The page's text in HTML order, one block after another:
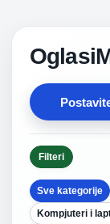
Filteri
Sve kategorije
Kompjuteri i